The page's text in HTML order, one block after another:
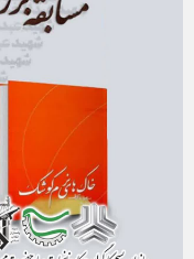
تیم شهدای